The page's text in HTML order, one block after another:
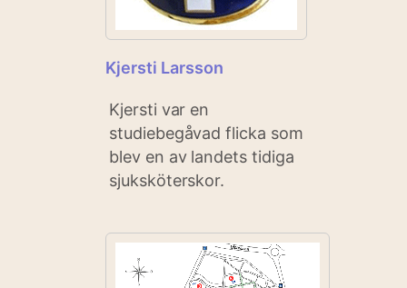
Kjersti Larsson
Kjersti var en
studiebegåvad flicka som
blev en av landets tidiga
sjuksköterskor.